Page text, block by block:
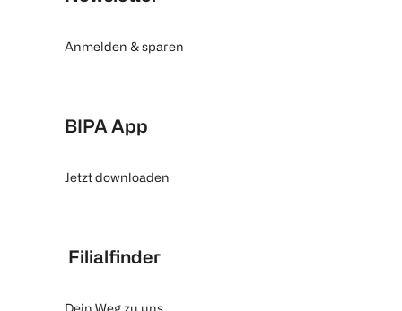
Anmelden & sparen
BIPA App
Jetzt downloaden
Filialfinder
Dein Weg zu uns